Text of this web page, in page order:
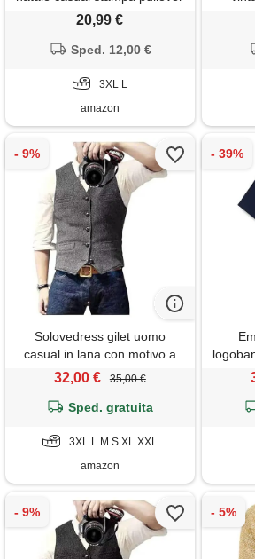
velluto collare manica lunga
collo collo alto maschio felpa
felpa con scollo a v, colore:
20,99 €
Sped. 12,00 €
3XL L
amazon
scollo
Solovedress gilet uomo
casual in lana con motivo a
spina di pesce, gilet da sposo
testimoni di nozze, argento-
32,00 € 35,00 €
Sped. gratuita
3XL L M S XL XXL
amazon
t-